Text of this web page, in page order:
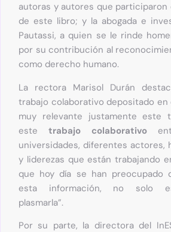
autoras y autores que participaron
de este libro; y la abogada e
Pautassi, a quien se le rinde
por su contribución al
como derecho humano.
La rectora Marisol Durán
trabajo colaborativo depositado en
muy relevante justamente este
este trabajo colaborativo
universidades, diferentes actores,
y liderezas que están trabajando
que hoy día se han preocupado
esta información, no solo
plasmarla”.
Por su parte, la directora del